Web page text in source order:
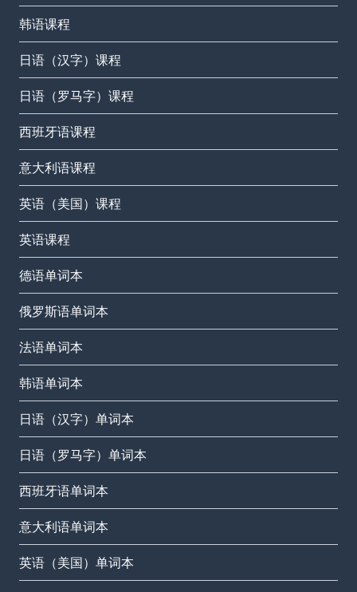
韩语课程
日语（汉字）课程
日语（罗马字）课程
西班牙语课程
意大利语课程
英语（美国）课程
英语课程
德语单词本
俄罗斯语单词本
法语单词本
韩语单词本
日语（汉字）单词本
日语（罗马字）单词本
西班牙语单词本
意大利语单词本
英语（美国）单词本